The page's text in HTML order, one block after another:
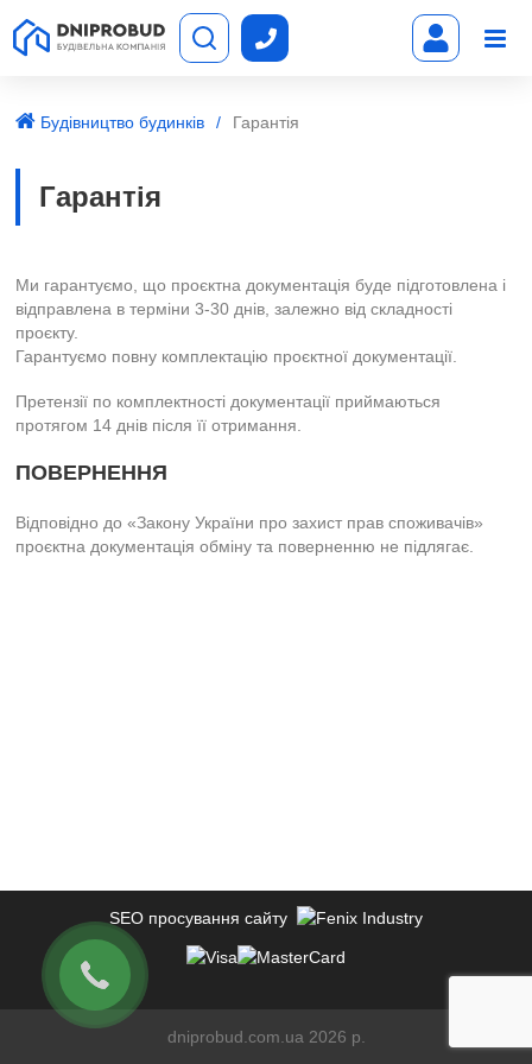
Будівництво будинків Гарантія
Гарантія
Ми гарантуємо, що проєктна документація буде підготовлена і
відправлена в терміни 3-30 днів, залежно від складності
проєкту.
Гарантуємо повну комплектацію проєктної документації.
Претензії по комплектності документації приймаються
протягом 14 днів після її отримання.
ПОВЕРНЕННЯ
Відповідно до «Закону України про захист прав споживачів»
проєктна документація обміну та поверненню не підлягає.
dniprobud.com.ua 2026 р.
SEO просування сайту